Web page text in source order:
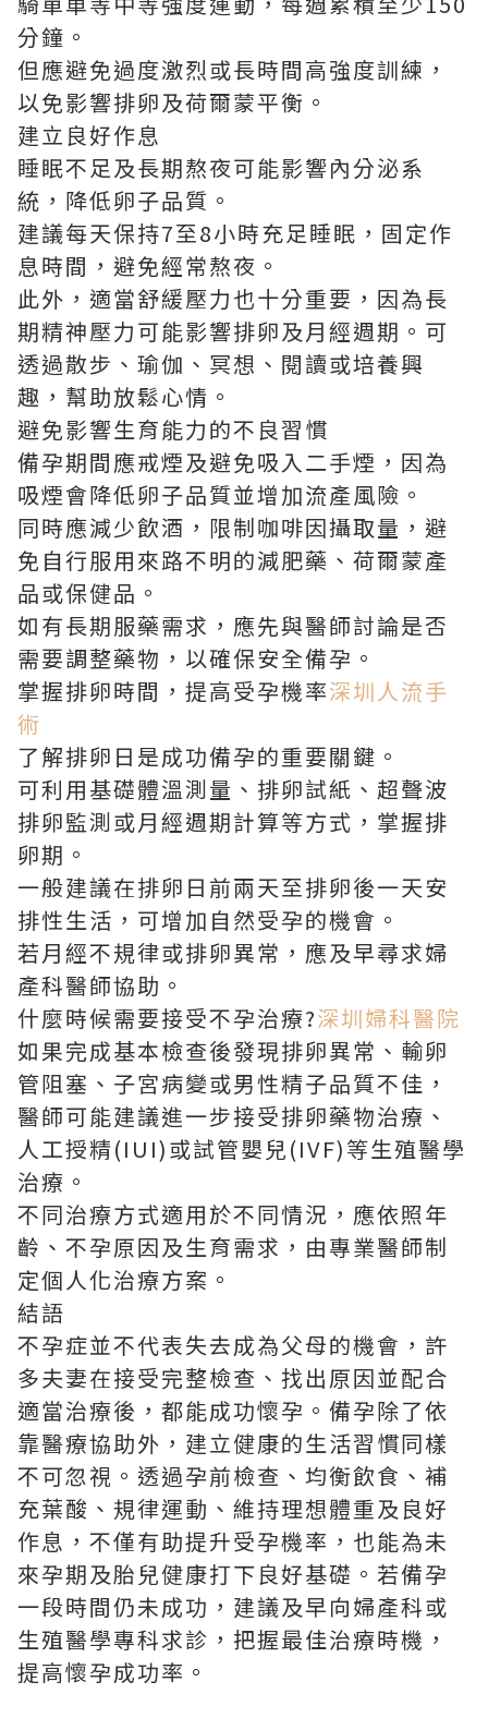
分鐘。
但應避免過度激烈或長時間高強度訓練，
以免影響排卵及荷爾蒙平衡。
建立良好作息
睡眠不足及長期熬夜可能影響內分泌系
統，降低卵子品質。
建議每天保持7至8小時充足睡眠，固定作
息時間，避免經常熬夜。
此外，適當舒緩壓力也十分重要，因為長
期精神壓力可能影響排卵及月經週期。可
透過散步、瑜伽、冥想、閱讀或培養興
趣，幫助放鬆心情。
避免影響生育能力的不良習慣
備孕期間應戒煙及避免吸入二手煙，因為
吸煙會降低卵子品質並增加流產風險。
同時應減少飲酒，限制咖啡因攝取量，避
免自行服用來路不明的減肥藥、荷爾蒙產
品或保健品。
如有長期服藥需求，應先與醫師討論是否
需要調整藥物，以確保安全備孕。
掌握排卵時間，提高受孕機率深圳人流手
術
了解排卵日是成功備孕的重要關鍵。
可利用基礎體溫測量、排卵試紙、超聲波
排卵監測或月經週期計算等方式，掌握排
卵期。
一般建議在排卵日前兩天至排卵後一天安
排性生活，可增加自然受孕的機會。
若月經不規律或排卵異常，應及早尋求婦
產科醫師協助。
什麼時候需要接受不孕治療?深圳婦科醫院
如果完成基本檢查後發現排卵異常、輸卵
管阻塞、子宮病變或男性精子品質不佳，
醫師可能建議進一步接受排卵藥物治療、
人工授精(IUI)或試管嬰兒(IVF)等生殖醫學
治療。
不同治療方式適用於不同情況，應依照年
齡、不孕原因及生育需求，由專業醫師制
定個人化治療方案。
結語
不孕症並不代表失去成為父母的機會，許
多夫妻在接受完整檢查、找出原因並配合
適當治療後，都能成功懷孕。備孕除了依
靠醫療協助外，建立健康的生活習慣同樣
不可忽視。透過孕前檢查、均衡飲食、補
充葉酸、規律運動、維持理想體重及良好
作息，不僅有助提升受孕機率，也能為未
來孕期及胎兒健康打下良好基礎。若備孕
一段時間仍未成功，建議及早向婦產科或
生殖醫學專科求診，把握最佳治療時機，
提高懷孕成功率。